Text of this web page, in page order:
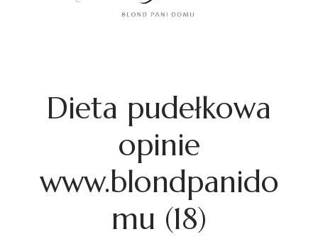
Dieta pudełkowa
opinie
www.blondpanido
mu (18)